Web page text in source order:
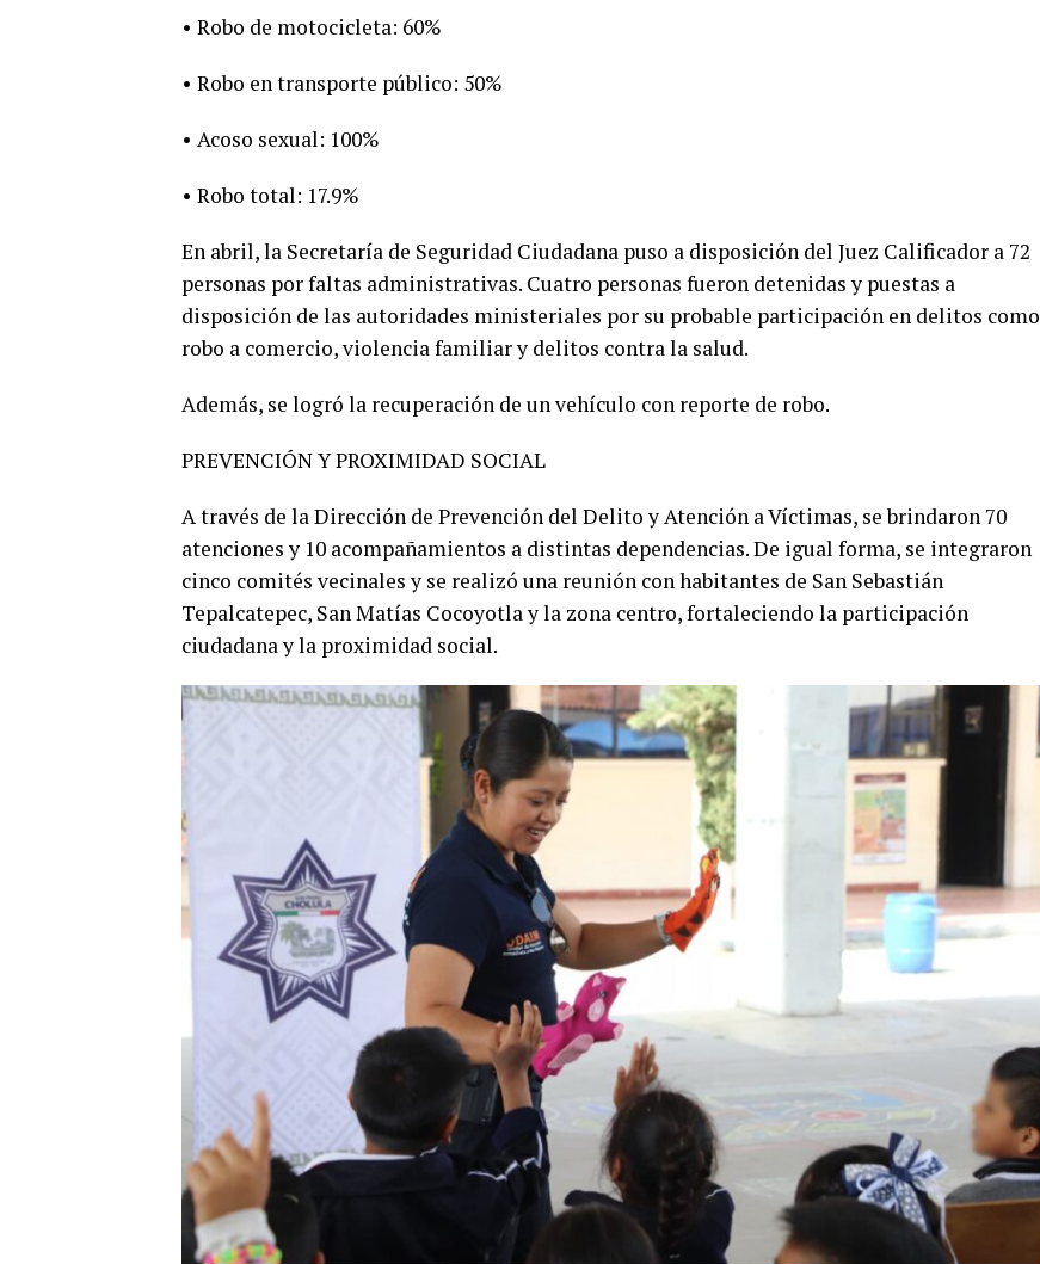
• Robo de motocicleta: 60%
• Robo en transporte público: 50%
• Acoso sexual: 100%
• Robo total: 17.9%
En abril, la Secretaría de Seguridad Ciudadana puso a disposición del Juez Calificador a 72
personas por faltas administrativas. Cuatro personas fueron detenidas y puestas a
disposición de las autoridades ministeriales por su probable participación en delitos como
robo a comercio, violencia familiar y delitos contra la salud.
Además, se logró la recuperación de un vehículo con reporte de robo.
PREVENCIÓN Y PROXIMIDAD SOCIAL
A través de la Dirección de Prevención del Delito y Atención a Víctimas, se brindaron 70
atenciones y 10 acompañamientos a distintas dependencias. De igual forma, se integraron
cinco comités vecinales y se realizó una reunión con habitantes de San Sebastián
Tepalcatepec, San Matías Cocoyotla y la zona centro, fortaleciendo la participación
ciudadana y la proximidad social.